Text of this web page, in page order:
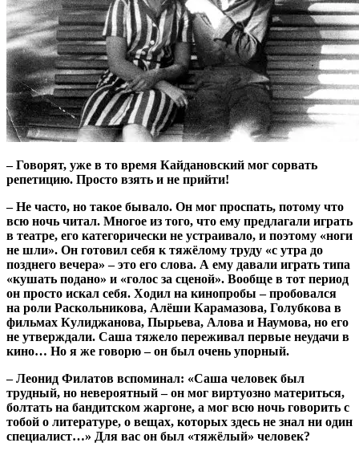
– Говорят, уже в то время Кайдановский мог сорвать
репетицию. Просто взять и не прийти!
– Не часто, но такое бывало. Он мог проспать, потому что
всю ночь читал. Многое из того, что ему предлагали играть
в театре, его категорически не устраивало, и поэтому «ноги
не шли». Он готовил себя к тяжёлому труду «с утра до
позднего вечера» – это его слова. А ему давали играть типа
«кушать подано» и «голос за сценой». Вообще в тот период
он просто искал себя. Ходил на кинопробы – пробовался
на роли Раскольникова, Алёши Карамазова, Голубкова в
фильмах Кулиджанова, Пырьева, Алова и Наумова, но его
не утверждали. Саша тяжело переживал первые неудачи в
кино… Но я же говорю – он был очень упорный.
– Леонид Филатов вспоминал: «Саша человек был
трудный, но невероятный – он мог виртуозно материться,
болтать на бандитском жаргоне, а мог всю ночь говорить с
тобой о литературе, о вещах, которых здесь не знал ни один
специалист…» Для вас он был «тяжёлый» человек?